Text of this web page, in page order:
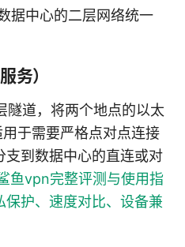
据中心的二层网络统一
务）
隧道，将两个地点的以太
于需要严格点对点连接
支到数据中心的直连或对
鱼vpn完整评测与使用指
护、速度对比、设备兼